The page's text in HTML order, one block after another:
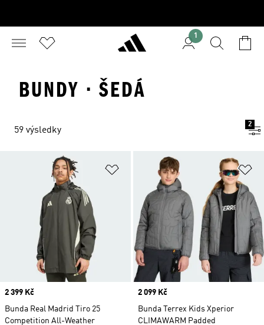
1
BUNDY · ŠEDÁ
59 výsledky
2
Přidat do seznamu přání
Price
2 399 Kč
Bunda Real Madrid Tiro 25
Competition All-Weather
Price
2 099 Kč
Bunda Terrex Kids Xperior
CLIMAWARM Padded